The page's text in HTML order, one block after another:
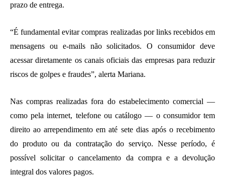
prazo de entrega.
“É fundamental evitar compras realizadas por links recebidos em
mensagens ou e-mails não solicitados. O consumidor deve
acessar diretamente os canais oficiais das empresas para reduzir
riscos de golpes e fraudes”, alerta Mariana.
Nas compras realizadas fora do estabelecimento comercial —
como pela internet, telefone ou catálogo — o consumidor tem
direito ao arrependimento em até sete dias após o recebimento
do produto ou da contratação do serviço. Nesse período, é
possível solicitar o cancelamento da compra e a devolução
integral dos valores pagos.